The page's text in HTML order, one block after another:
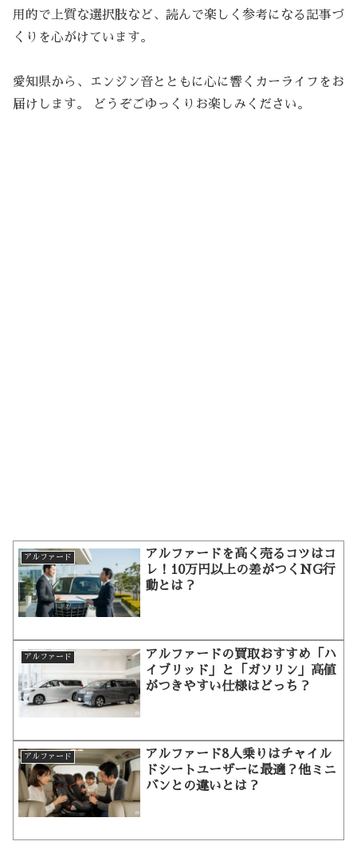
用的で上質な選択肢など、読んで楽しく参考になる記事づ
くりを心がけています。
愛知県から、エンジン音とともに心に響くカーライフをお
届けします。 どうぞごゆっくりお楽しみください。
アルファード
アルファードを高く売るコツはコ
レ！10万円以上の差がつくNG行
動とは？
アルファード
アルファードの買取おすすめ「ハ
イブリッド」と「ガソリン」高値
がつきやすい仕様はどっち？
アルファード
アルファード8人乗りはチャイル
ドシートユーザーに最適？他ミニ
バンとの違いとは？